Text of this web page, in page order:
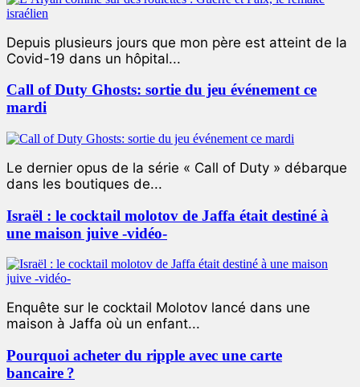
Depuis plusieurs jours que mon père est atteint de la
Covid-19 dans un hôpital...
Call of Duty Ghosts: sortie du jeu événement ce
mardi
Le dernier opus de la série « Call of Duty » débarque
dans les boutiques de...
Israël : le cocktail molotov de Jaffa était destiné à
une maison juive -vidéo-
Enquête sur le cocktail Molotov lancé dans une
maison à Jaffa où un enfant...
Pourquoi acheter du ripple avec une carte
bancaire ?